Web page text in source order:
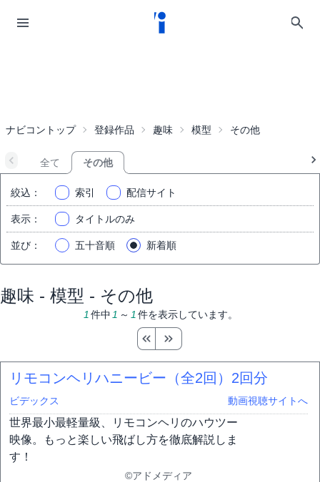
ナビコントップ 登録作品 趣味 模型 その他
全て その他
絞込 ： 索引 配信サイト
表示 ： タイトルのみ
並び ： 五十音順 新着順
趣味 - 模型 - その他
1 件中 1 ～ 1 件を表示しています。
リモコンヘリハニービー（全2回） 2回分
ビデックス 動画視聴サイトへ
世界最小最軽量級、リモコンヘリのハウツー
映像。もっと楽しい飛ばし方を徹底解説しま
す！
©アドメディア